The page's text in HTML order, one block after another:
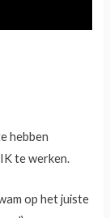
hebben
te werken.
op het juiste